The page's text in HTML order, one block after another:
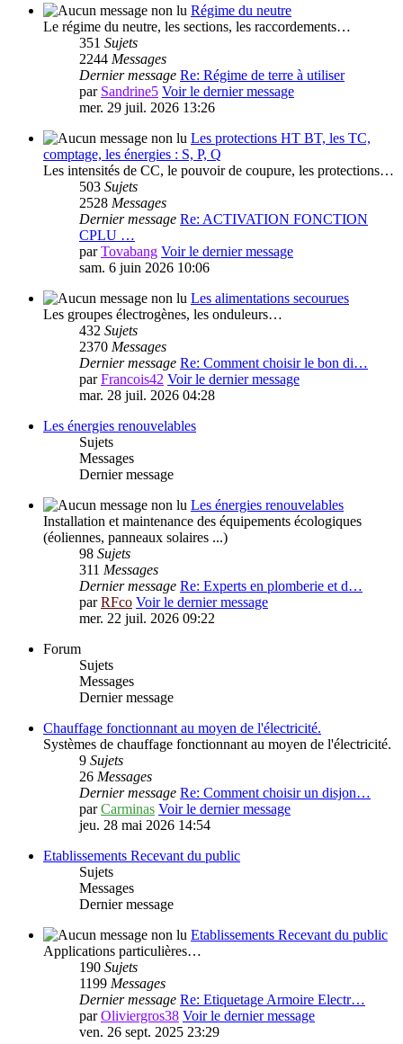
Régime du neutre
Le régime du neutre, les sections, les raccordements…
351 Sujets
2244 Messages
Dernier message Re: Régime de terre à utiliser
par Sandrine5 Voir le dernier message
mer. 29 juil. 2026 13:26
Les protections HT BT, les TC,
comptage, les énergies : S, P, Q
Les intensités de CC, le pouvoir de coupure, les protections…
503 Sujets
2528 Messages
Dernier message Re: ACTIVATION FONCTION
CPLU …
parTovabang Voir le dernier message
sam. 6 juin 2026 10:06
Les alimentations secourues
Les groupes électrogènes, les onduleurs…
432 Sujets
2370 Messages
Dernier message Re: Comment choisir le bon di…
parFrancois42 Voir le dernier message
mar. 28 juil. 2026 04:28
Les énergies renouvelables
Sujets
Messages
Dernier message
Les énergies renouvelables
Installation et maintenance des équipements écologiques
(éoliennes, panneaux solaires ...)
98 Sujets
311 Messages
Dernier message Re: Experts en plomberie et d…
parRFco Voir le dernier message
mer. 22 juil. 2026 09:22
Forum
Sujets
Messages
Dernier message
Chauffage fonctionnant au moyen de l'électricité.
Systèmes de chauffage fonctionnant au moyen de l'électricité.
9 Sujets
26 Messages
Dernier message Re: Comment choisir un disjon…
parCarminas Voir le dernier message
jeu. 28 mai 2026 14:54
Etablissements Recevant du public
Sujets
Messages
Dernier message
Etablissements Recevant du public
Applications particulières…
190 Sujets
1199 Messages
Dernier message Re: Etiquetage Armoire Electr…
parOliviergros38 Voir le dernier message
ven. 26 sept. 2025 23:29